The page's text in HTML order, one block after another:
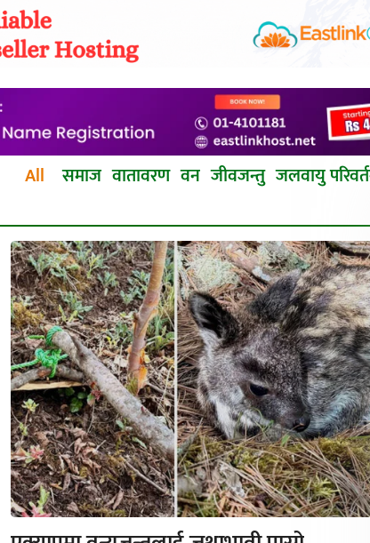
All समाज वातावरण वन जीवजन्तु जलवायु